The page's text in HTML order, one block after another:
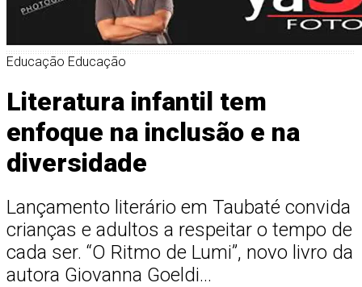
Educação Educação
Literatura infantil tem
enfoque na inclusão e na
diversidade
Lançamento literário em Taubaté convida
crianças e adultos a respeitar o tempo de
cada ser. “O Ritmo de Lumi”, novo livro da
autora Giovanna Goeldi...